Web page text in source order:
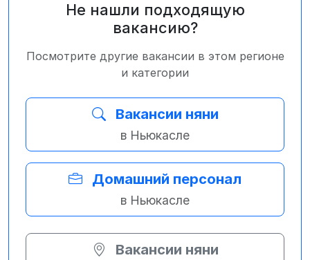
Не нашли подходящую
вакансию?
Посмотрите другие вакансии в этом регионе
и категории
Вакансии няни
в Ньюкасле
Домашний персонал
в Ньюкасле
Вакансии няни